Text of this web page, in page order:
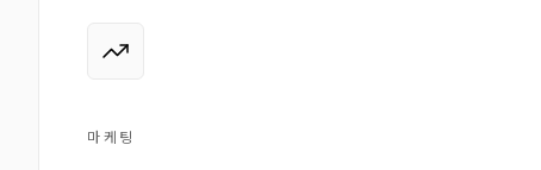
마케팅